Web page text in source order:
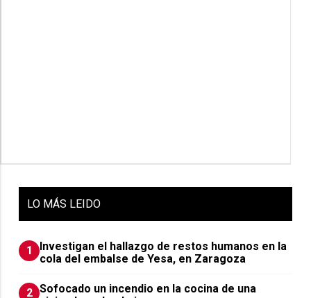
LO MÁS LEIDO
1
Investigan el hallazgo de restos humanos en la
cola del embalse de Yesa, en Zaragoza
2 Sofocado un incendio en la cocina de una